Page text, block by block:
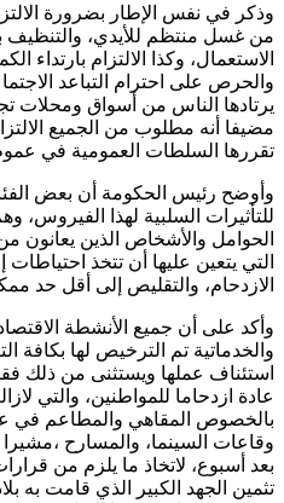
وذكر في نفس الإطار بضرورة
من غسل منتظم للأيدي، والتنظيف
الاستعمال، وكذا الالتزام بارتداء
والحرص على احترام التباعد
يرتادها الناس من أسواق ومحلات
مضيفا أنه مطلوب من الجميع
تقررها السلطات العمومية في
وأوضح رئيس الحكومة أن بعض
للتأثيرات السلبية لهذا الفيروس،
الحوامل والأشخاص الذين يعانون
التي يتعين عليها أن تتخذ
الازدحام، والتقليص إلى أقل حد
وأكد على أن جميع الأنشطة
والخدماتية تم الترخيص لها بكافة
استئناف عملها ويستثنى من ذلك
عادة ازدحاما للمواطنين، والتي
بالخصوص المقاهي والمطاعم في
وقاعات السينما، والمسارح ،مشيرا
بعد أسبوع، لاتخاذ ما يلزم من
تثمين الجهد الكبير الذي قامت به